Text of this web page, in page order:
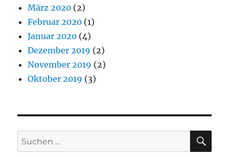
März 2020 (2)
Februar 2020 (1)
Januar 2020 (4)
Dezember 2019 (2)
November 2019 (2)
Oktober 2019 (3)
Suchen
nach: